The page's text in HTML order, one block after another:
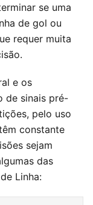
se uma
de gol ou
requer muita
e os
de sinais pré-
pelo uso
constante
sejam
das
Linha: